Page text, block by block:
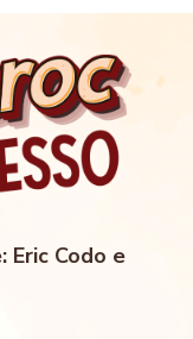
Eric Codo e